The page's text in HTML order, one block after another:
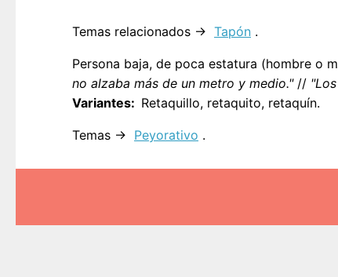
Temas relacionados → Tapón .
Persona baja, de poca estatura (hombre o
no alzaba más de un metro y medio."//
Variantes
Retaquillo, retaquito, retaquín.
Temas → Peyorativo .